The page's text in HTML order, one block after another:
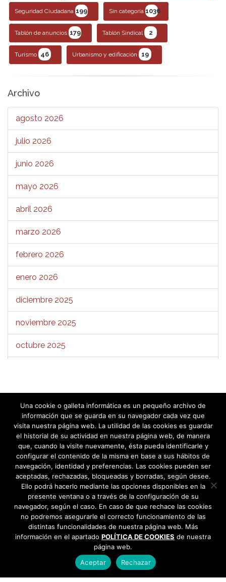
Seguridad Ciudadana 199 Sin categoría 1036
Tablón de anuncios 179 Tablón Sindical 2
Turismo 46 Urbanismo y edificación 19
Archivo
agosto 2026
julio 2026
junio 2026
mayo 2026
abril 2026
marzo 2026
febrero 2026
enero 2026
diciembre 2025
noviembre 2025
octubre 2025
agosto 2025
julio 2025
junio 2025
mayo 2025
abril 2025
marzo 2025
febrero 2025
1 2 3 4 5 »
Una cookie o galleta informática es un pequeño archivo de
información que se guarda en su navegador cada vez que
visita nuestra página web. La utilidad de las cookies es guardar
el historial de su actividad en nuestra página web, de manera
que, cuando la visite nuevamente, ésta pueda identificarle y
configurar el contenido de la misma en base a sus hábitos de
navegación, identidad y preferencias. Las cookies pueden ser
aceptadas, rechazadas, bloqueadas y borradas, según desee.
Ello podrá hacerlo mediante las opciones disponibles en la
presente ventana o a través de la configuración de su
navegador, según el caso. En caso de que rechace las cookies
no podremos asegurarle el correcto funcionamiento de las
distintas funcionalidades de nuestra página web. Más
información en el apartado POLÍTICA DE COOKIES de nuestra
página web.
Aceptar
Rechazar